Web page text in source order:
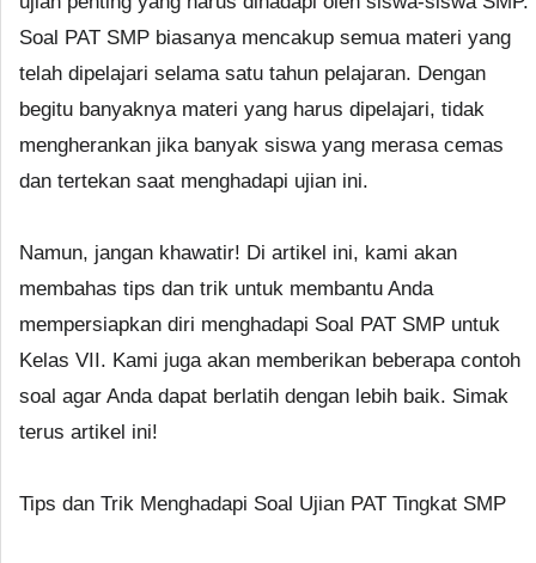
Soal PAT SMP biasanya mencakup semua materi yang
telah dipelajari selama satu tahun pelajaran. Dengan
begitu banyaknya materi yang harus dipelajari, tidak
mengherankan jika banyak siswa yang merasa cemas
dan tertekan saat menghadapi ujian ini.
Namun, jangan khawatir! Di artikel ini, kami akan
membahas tips dan trik untuk membantu Anda
mempersiapkan diri menghadapi Soal PAT SMP untuk
Kelas VII. Kami juga akan memberikan beberapa contoh
soal agar Anda dapat berlatih dengan lebih baik. Simak
terus artikel ini!
Tips dan Trik Menghadapi Soal Ujian PAT Tingkat SMP